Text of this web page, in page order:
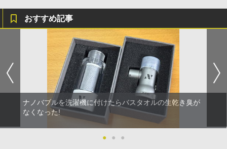
おすすめ記事
ナノバブルを洗濯機に付けたらバスタオルの生乾き臭が
なくなった!
● ● ●